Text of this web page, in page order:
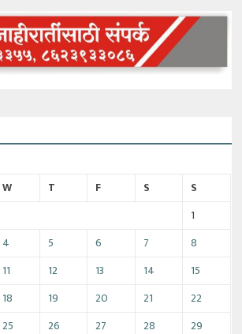
W T F S
S
1
4 5 6 7
8
11 12 13 14
15
18 19 20 21
22
25 26 27 28 29